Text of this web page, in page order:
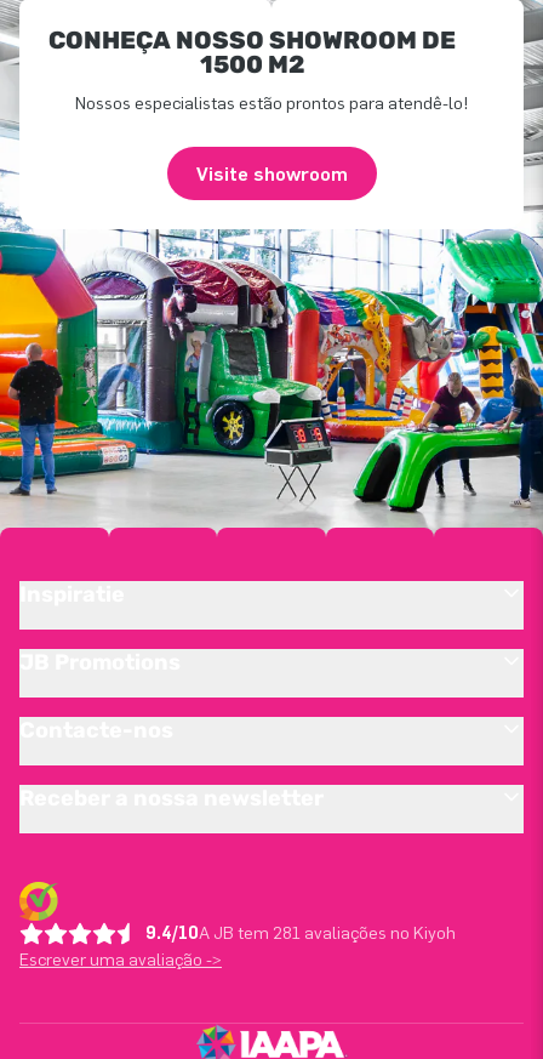
CONHEÇA NOSSO SHOWROOM DE
1500 M2
Nossos especialistas estão prontos para atendê-lo!
Visite showroom
9.4/10A JB tem 281 avaliações no Kiyoh
Escrever uma avaliação ->